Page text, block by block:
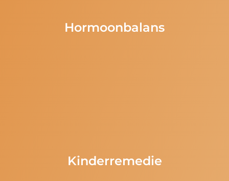
Hormoonbalans
Kinderremedie